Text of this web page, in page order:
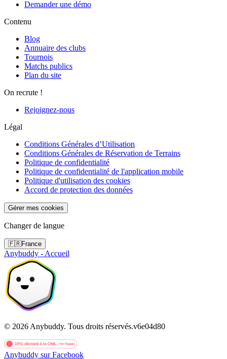
Demander une démo
Contenu
Blog
Annuaire des clubs
Tournois
Matchs publics
Plan du site
On recrute !
Rejoignez-nous
Légal
Conditions Générales d’Utilisation
Conditions Générales de Réservation de Terrains
Politique de confidentialité
Politique de confidentialité de l'application mobile
Politique d'utilisation des cookies
Accord de protection des données
Gérer mes cookies
Changer de langue
🇫🇷France
Anybuddy - Accueil
© 2026 Anybuddy. Tous droits réservés.v6e04d80
Anybuddy sur Facebook